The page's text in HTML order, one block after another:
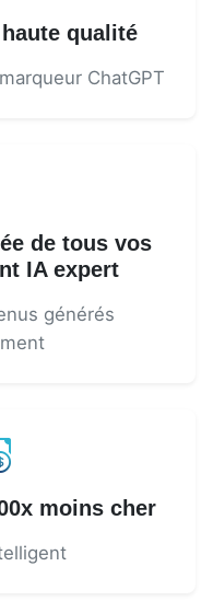
qualité
ChatGPT
de tous vos
IA expert
générés
moins cher